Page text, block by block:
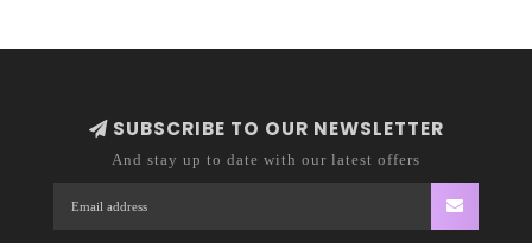
SUBSCRIBE TO OUR NEWSLETTER
And stay up to date with our latest offers